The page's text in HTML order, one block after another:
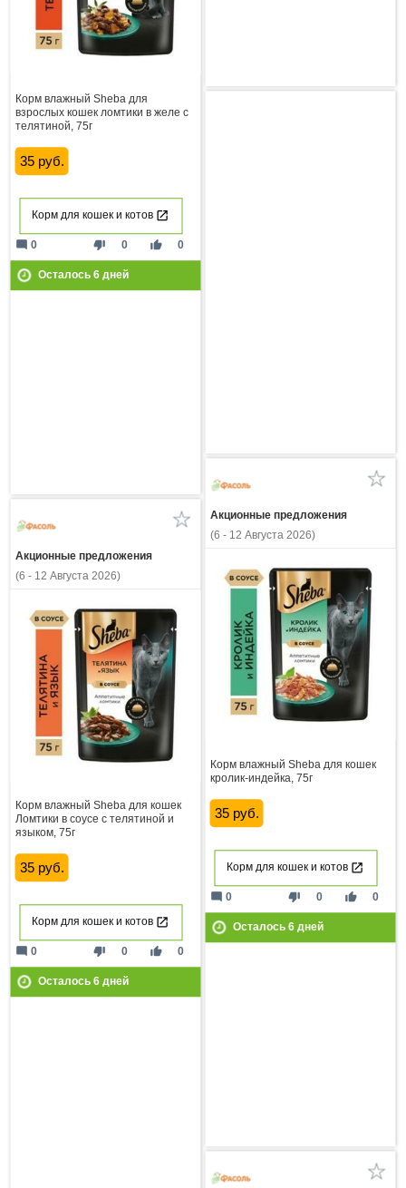
Корм влажный Sheba для
взрослых кошек ломтики в желе с
телятиной, 75г
35 руб.
Корм для кошек и котов
thumb_down 0 thumb_up 0
mode_comment 0
Осталось 6дней
Акционные предложения
(6 - 12 Августа 2026)
Корм влажный Sheba для кошек
кролик-индейка, 75г
35 руб.
Корм для кошек и котов
thumb_down 0 thumb_up 0
mode_comment 0
Осталось 6дней
Акционные предложения
(6 - 12 Августа 2026)
Корм влажный Sheba для кошек
Ломтики в соусе с телятиной и
языком, 75г
35 руб.
Корм для кошек и котов
thumb_down 0 thumb_up 0
mode_comment 0
Осталось 6дней